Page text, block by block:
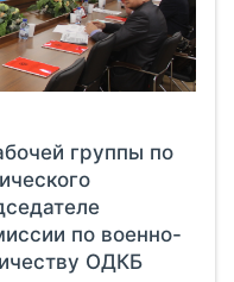
группы по
по военно-
ОДКБ